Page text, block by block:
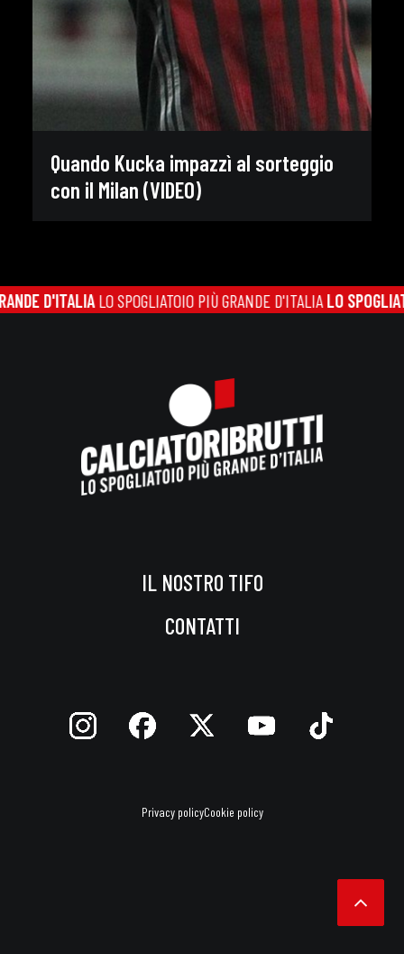
Quando Kucka impazzì al sorteggio
con il Milan (VIDEO)
D'ITALIALO SPOGLIATOIO PIÙ GRANDE D'ITALIALO SPOGLIATOIO
IL NOSTRO TIFO
CONTATTI
Privacy policyCookie policy